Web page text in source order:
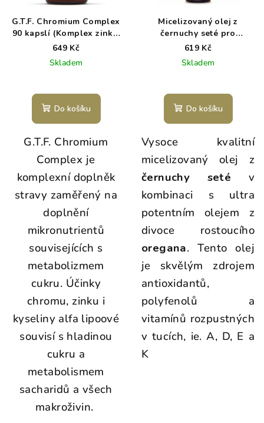
G.T.F. Chromium Complex
90 kapslí (Komplex zinku,
ALA a chromu)
649 Kč
Skladem
Do košíku
G.T.F. Chromium
Complex je
komplexní doplněk
stravy zaměřený na
doplnění
mikronutrientů
souvisejících s
metabolizmem
cukru. Účinky
chromu, zinku i
kyseliny alfa lipoové
souvisí s hladinou
cukru a
metabolismem
sacharidů a všech
makroživin.
Micelizovaný olej z
černuchy seté pro
miminka, děti a kojící -
Absorb Max
619 Kč
Skladem
Do košíku
Vysoce kvalitní
micelizovaný olej z
černuchy seté v
kombinaci s ultra
potentním olejem z
divoce rostoucího
oregana. Tento olej
je skvělým zdrojem
antioxidantů,
polyfenolů a
vitamínů rozpustných
v tucích, ie. A, D, E a
K